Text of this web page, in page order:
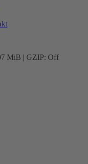
MiB | GZIP: Off